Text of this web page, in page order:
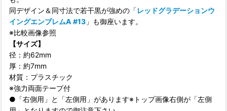
同デザイン＆同寸法で若干黒が強めの「レッドグラデーションウ
イングエンブレムA #13 」も御座います。
※比較画像参照
【サイズ】
径：約62mm
厚：約7mm
材質：プラスチック
※強力両面テープ付
●「右側用」と「左側用」があります※トップ画像右側が「左側